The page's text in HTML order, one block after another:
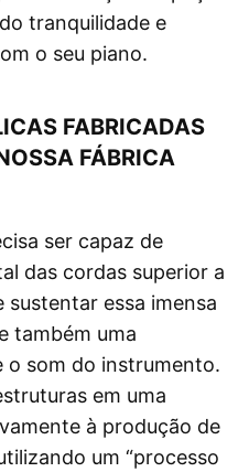
tranquilidade e
o seu piano.
FABRICADAS
FÁBRICA
ser capaz de
das cordas superior a
essa imensa
também uma
o som do instrumento.
em uma
à produção de
um “processo